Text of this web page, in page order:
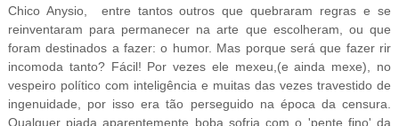
Chico Anysio, entre tantos outros que quebraram regras e se
reinventaram para permanecer na arte que escolheram, ou que
foram destinados a fazer: o humor. Mas porque será que fazer rir
incomoda tanto? Fácil! Por vezes ele mexeu,(e ainda mexe), no
vespeiro político com inteligência e muitas das vezes travestido de
ingenuidade, por isso era tão perseguido na época da censura.
Qualquer piada aparentemente boba sofria com o 'pente fino' da